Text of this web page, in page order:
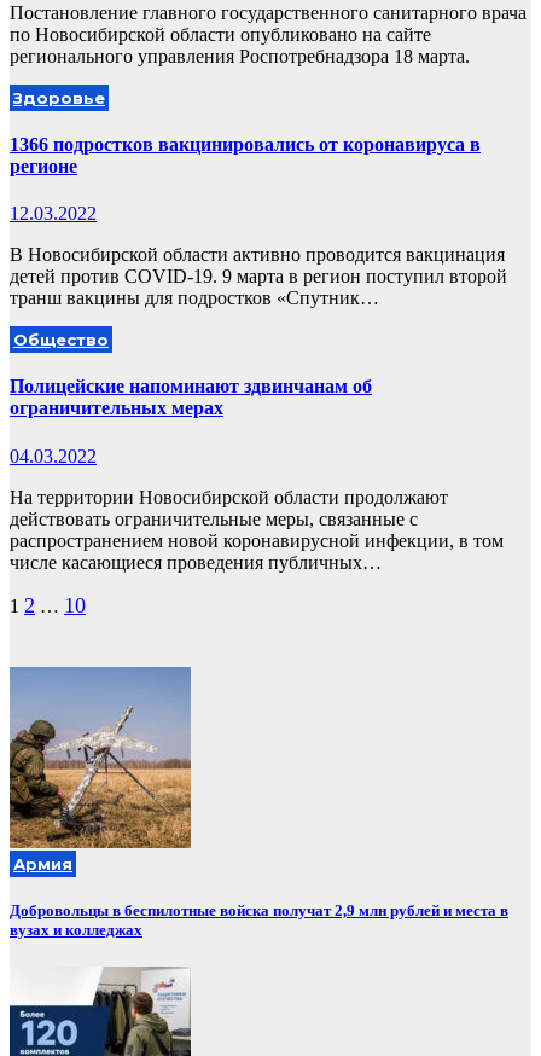
Постановление главного государственного санитарного врача
по Новосибирской области опубликовано на сайте
регионального управления Роспотребнадзора 18 марта.
Здоровье
1366 подростков вакцинировались от коронавируса в
регионе
12.03.2022
В Новосибирской области активно проводится вакцинация
детей против COVID-19. 9 марта в регион поступил второй
транш вакцины для подростков «Спутник…
Общество
Полицейские напоминают здвинчанам об
ограничительных мерах
04.03.2022
На территории Новосибирской области продолжают
действовать ограничительные меры, связанные с
распространением новой коронавирусной инфекции, в том
числе касающиеся проведения публичных…
Пагинация
1 2 … 10
Армия
Добровольцы в беспилотные войска получат 2,9 млн рублей и места в
вузах и колледжах